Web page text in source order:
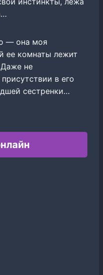
— она моя
ее комнаты лежит
не
в его
сестренки…